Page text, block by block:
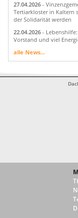
27.04.2026 -
Tertiarkloster in Kaltern
der Solidarität werden
22.04.2026 -
Vorstand und viel
alle News...